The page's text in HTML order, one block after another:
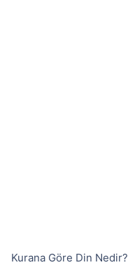
Kurana Göre Din Nedir?